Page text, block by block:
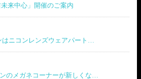
未来中心」開催のご案内
ニコンレンズウェアパート…
のメガネコーナーが新しくな…